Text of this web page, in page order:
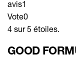
avis1
Vote0
4 sur 5 étoiles.
GOOD